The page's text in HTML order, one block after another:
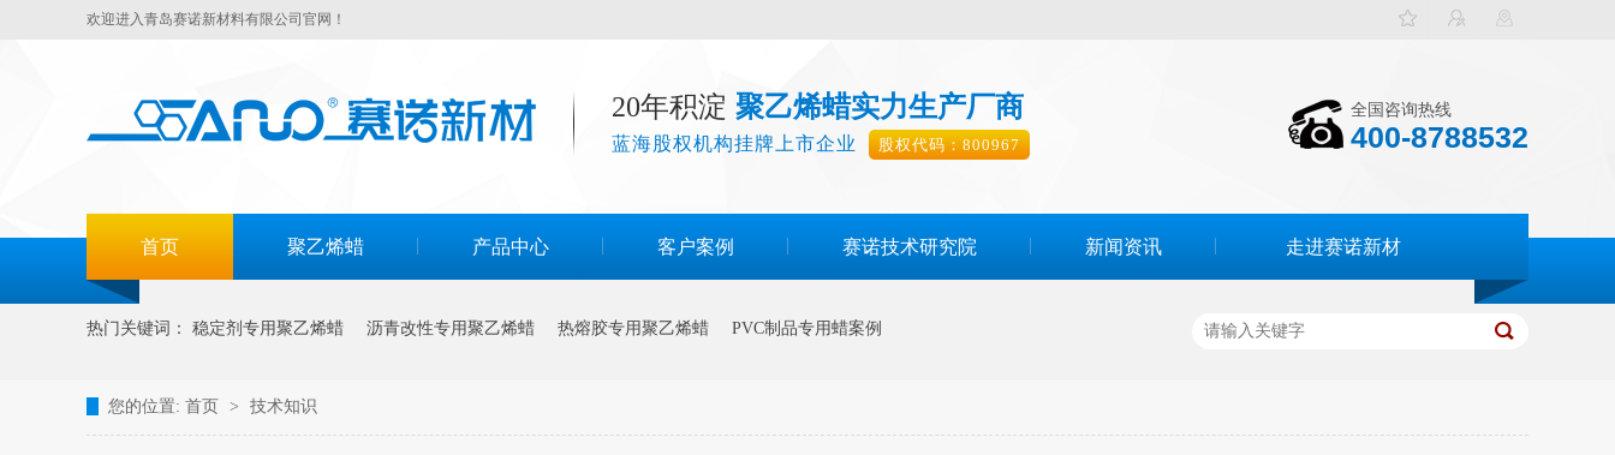
欢迎进入青岛赛诺新材料有限公司官网！
全国咨询热线
400-8788532
20年积淀 聚乙烯蜡实力生产厂商
蓝海股权机构挂牌上市企业 股权代码：800967
首页 聚乙烯蜡 产品中心 客户案例 赛诺技术研究院 新闻资讯 走进赛诺新材
热门关键词： 稳定剂专用聚乙烯蜡 沥青改性专用聚乙烯蜡 热熔胶专用聚乙烯蜡 PVC制品专用蜡案例
您的位置: 首页 > 技术知识